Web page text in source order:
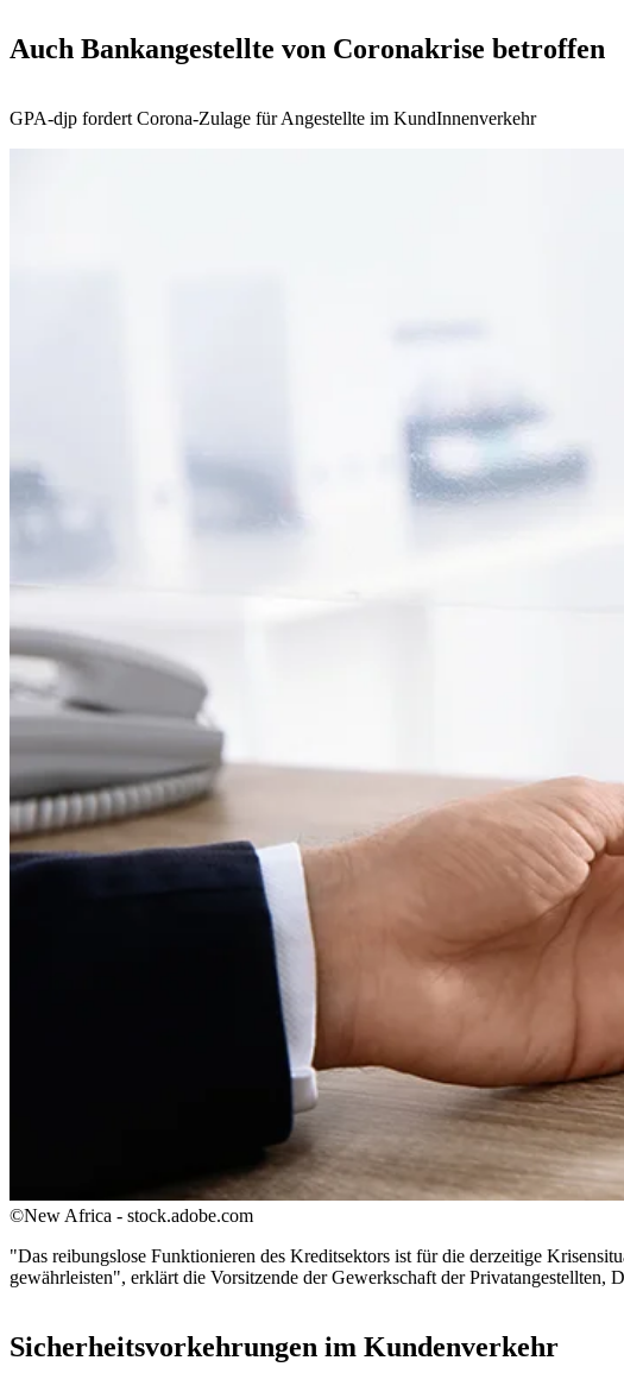
Auch Bankangestellte von Coronakrise betroffen
GPA-djp fordert Corona-Zulage für Angestellte im KundInnenverkehr
©New Africa - stock.adobe.com
"Das reibungslose Funktionieren des Kreditsektors ist für die derzeitige
gewährleisten", erklärt die Vorsitzende der Gewerkschaft der Privatangestellten,
Sicherheitsvorkehrungen im Kundenverkehr